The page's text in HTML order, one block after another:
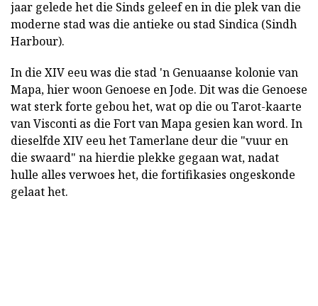
jaar gelede het die Sinds geleef en in die plek van die
moderne stad was die antieke ou stad Sindica (Sindh
Harbour).
In die XIV eeu was die stad 'n Genuaanse kolonie van
Mapa, hier woon Genoese en Jode. Dit was die Genoese
wat sterk forte gebou het, wat op die ou Tarot-kaarte
van Visconti as die Fort van Mapa gesien kan word. In
dieselfde XIV eeu het Tamerlane deur die "vuur en
die swaard" na hierdie plekke gegaan wat, nadat
hulle alles verwoes het, die fortifikasies ongeskonde
gelaat het.